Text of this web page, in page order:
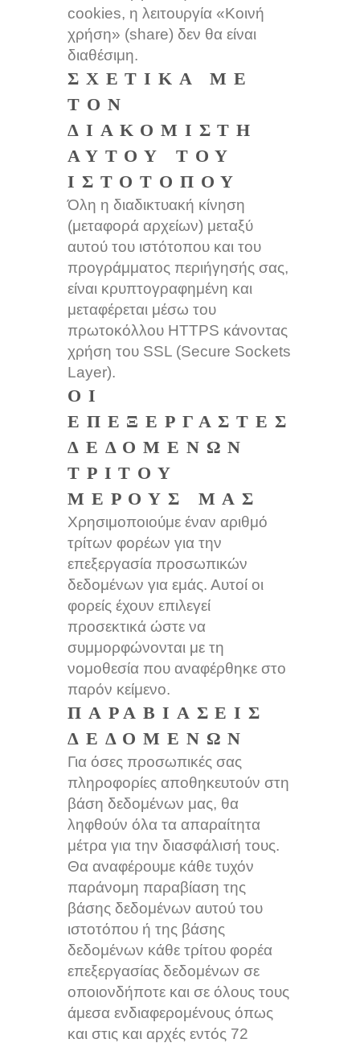
cookies, η λειτουργία «Κοινή
χρήση» (share) δεν θα είναι
διαθέσιμη.
ΣΧΕΤΙΚΆ ΜΕ
ΤΟΝ
ΔΙΑΚΟΜΙΣΤΉ
ΑΥΤΟΎ ΤΟΥ
ΙΣΤΟΤΌΠΟΥ
Όλη η διαδικτυακή κίνηση
(μεταφορά αρχείων) μεταξύ
αυτού του ιστότοπου και του
προγράμματος περιήγησής σας,
είναι κρυπτογραφημένη και
μεταφέρεται μέσω του
πρωτοκόλλου HTTPS κάνοντας
χρήση του SSL (Secure Sockets
Layer).
ΟΙ
ΕΠΕΞΕΡΓΑΣΤΈΣ
ΔΕΔΟΜΈΝΩΝ
ΤΡΊΤΟΥ
ΜΈΡΟΥΣ ΜΑΣ
Χρησιμοποιούμε έναν αριθμό
τρίτων φορέων για την
επεξεργασία προσωπικών
δεδομένων για εμάς. Αυτοί οι
φορείς έχουν επιλεγεί
προσεκτικά ώστε να
συμμορφώνονται με τη
νομοθεσία που αναφέρθηκε στο
παρόν κείμενο.
ΠΑΡΑΒΙΆΣΕΙΣ
ΔΕΔΟΜΈΝΩΝ
Για όσες προσωπικές σας
πληροφορίες αποθηκευτούν στη
βάση δεδομένων μας, θα
ληφθούν όλα τα απαραίτητα
μέτρα για την διασφάλισή τους.
Θα αναφέρουμε κάθε τυχόν
παράνομη παραβίαση της
βάσης δεδομένων αυτού του
ιστοτόπου ή της βάσης
δεδομένων κάθε τρίτου φορέα
επεξεργασίας δεδομένων σε
οποιονδήποτε και σε όλους τους
άμεσα ενδιαφερομένους όπως
και στις και αρχές εντός 72